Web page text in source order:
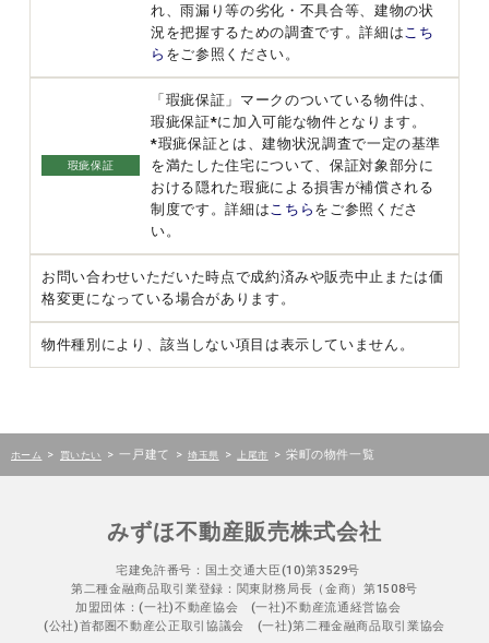
れ、雨漏り等の劣化・不具合等、建物の状
況を把握するための調査です。詳細は こち
ら をご参照ください。
瑕疵保証
「瑕疵保証」マークのついている物件は、
瑕疵保証*に加入可能な物件となります。
*瑕疵保証とは、建物状況調査で一定の基準
を満たした住宅について、保証対象部分に
おける隠れた瑕疵による損害が補償される
制度です。詳細は こちら をご参照くださ
い。
お問い合わせいただいた時点で成約済みや販売中止または価
格変更になっている場合があります。
物件種別により、該当しない項目は表示していません。
ホーム > 買いたい > 一戸建て > 埼玉県 > 上尾市 > 栄町の物件一覧
みずほ不動産販売株式会社
宅建免許番号：国土交通大臣(10)第3529号
第二種金融商品取引業登録：関東財務局長（金商）第1508号
加盟団体：(一社)不動産協会 (一社)不動産流通経営協会
(公社)首都圏不動産公正取引協議会 (一社)第二種金融商品取引業協会